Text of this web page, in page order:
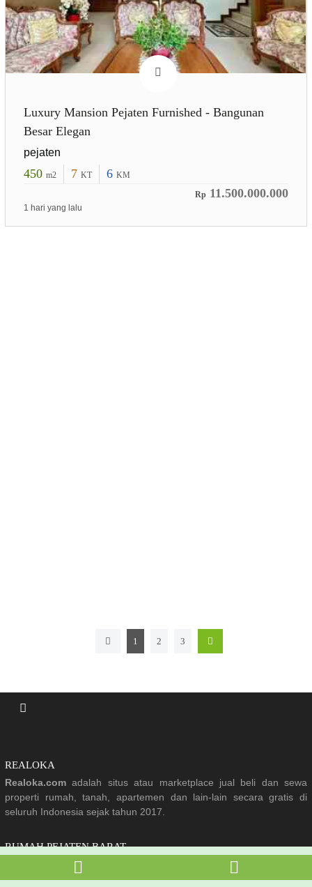
Luxury Mansion Pejaten Furnished - Bangunan
Besar Elegan
pejaten
450 m2 7 KT 6 KM
Rp 11.500.000.000
1 hari yang lalu
1 2 3
REALOKA
Realoka.com adalah situs atau marketplace jual beli dan sewa
properti rumah, tanah, apartemen dan lain-lain secara gratis di
seluruh Indonesia sejak tahun 2017.
RUMAH PEJATEN BARAT